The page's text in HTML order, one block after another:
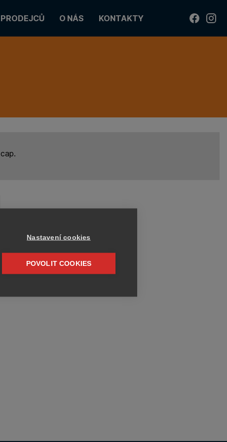
O NÁS KONTAKTY
Nastavení cookies
POVOLIT COOKIES